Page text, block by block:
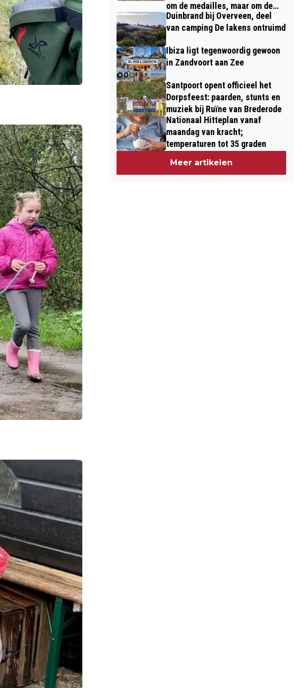
om de medailles, maar om de
kinderen”
Duinbrand bij Overveen, deel
van camping De lakens ontruimd
Ibiza ligt tegenwoordig gewoon
in Zandvoort aan Zee
Santpoort opent officieel het
Dorpsfeest: paarden, stunts en
muziek bij Ruïne van Brederode
Nationaal Hitteplan vanaf
maandag van kracht;
temperaturen tot 35 graden
Meer artikelen